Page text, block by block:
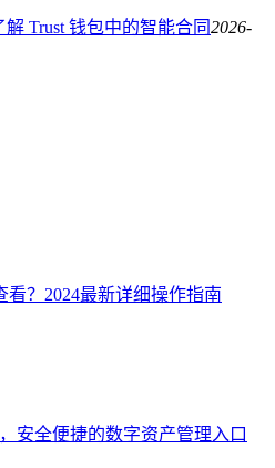
Trust 钱包中的智能合同2026-
看？2024最新详细操作指南
安全便捷的数字资产管理入口